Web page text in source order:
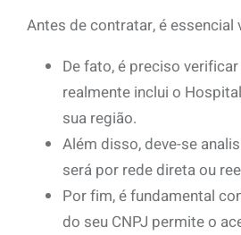
Antes de contratar, é essencial
De fato, é preciso
realmente inclui o
sua região.
Além disso, deve-se
será por rede direta ou
Por fim, é fundamental
do seu CNPJ permite o